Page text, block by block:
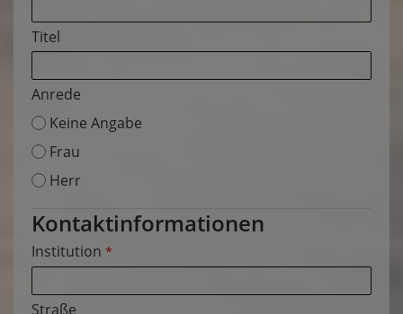
Titel
Anrede
Keine Angabe
Frau
Herr
Kontaktinformationen
Institution *
Straße